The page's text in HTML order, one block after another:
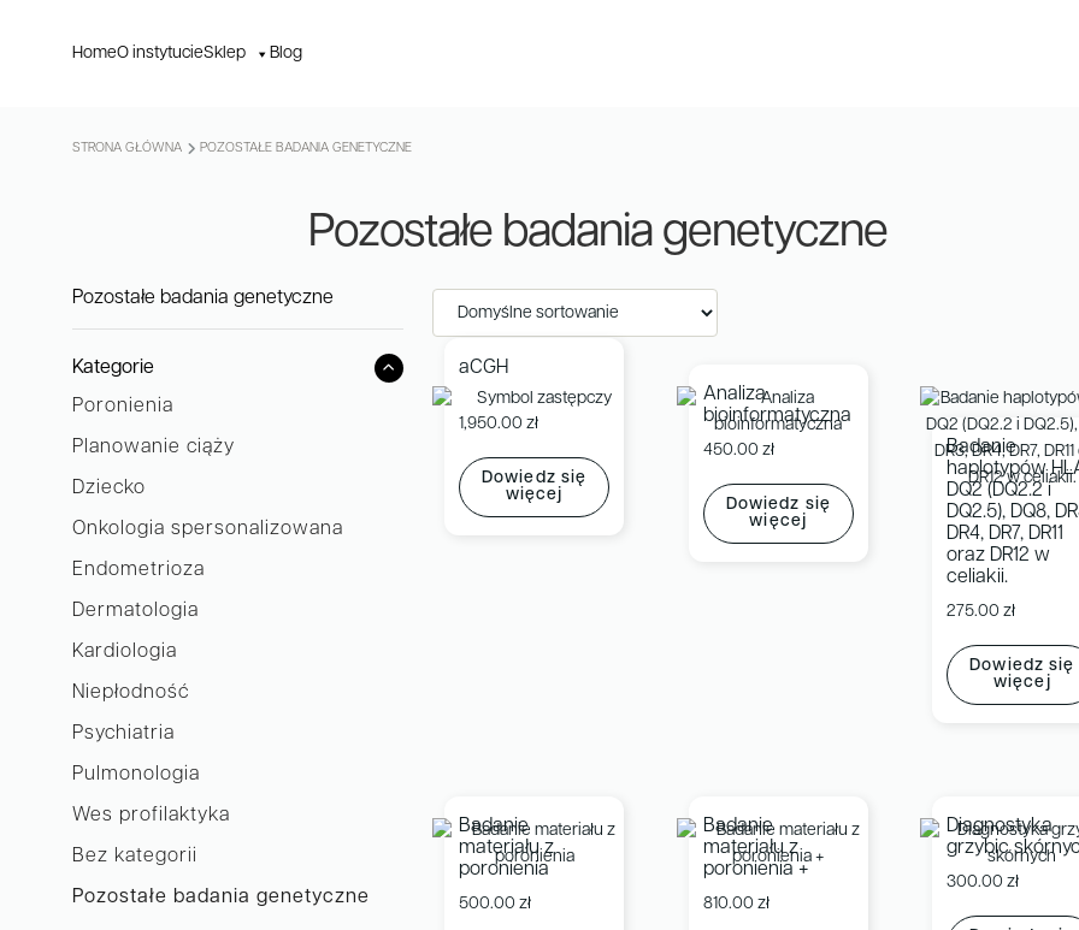
HomeO instytucieSklep Blog
STRONA GŁÓWNA POZOSTAŁE BADANIA GENETYCZNE
Pozostałe badania genetyczne
Pozostałe badania genetyczne
Kategorie
Poronienia
Planowanie ciąży
Dziecko
Onkologia spersonalizowana
Endometrioza
Dermatologia
Kardiologia
Niepłodność
Psychiatria
Pulmonologia
Wes profilaktyka
Bez kategorii
Pozostałe badania genetyczne
aCGH
1,950.00zł
Dowiedz się
więcej
Analiza
bioinformatyczna
450.00 zł
Dowiedz się
więcej
Badanie
haplotypów
DQ2 (DQ2.2 i
DQ2.5), DQ8,
DR4, DR7, DR11
oraz DR12 w
celiakii.
275.00zł
Dowiedz się
więcej
Badanie
materiału z
poronienia
500.00zł
Badanie
materiału z
poronienia +
810.00 zł
Diagnostyka
grzybic
300.00zł